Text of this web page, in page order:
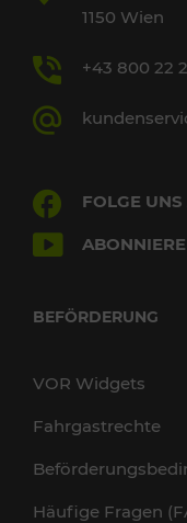
1150 Wien
+43 800 22
FOLGE
BEFÖRDERUNG
VOR Widgets
Fahrgastrechte
Häufige Fragen